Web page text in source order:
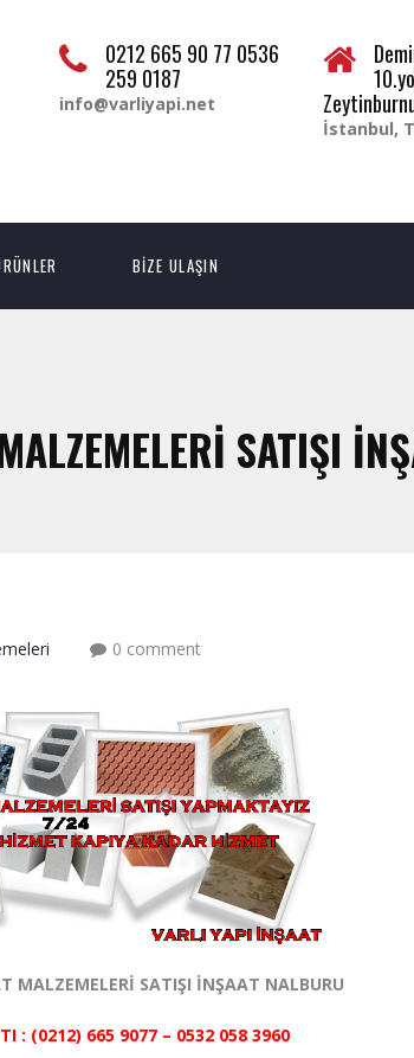
0212 665 90 77 0536
259 0187
info@varliyapi.net
İstanbul,
BİZE ULAŞIN
SATIŞI
0 comment
MALZEMELERİ SATIŞI İNŞAAT NALBURU
: (0212) 665 9077 – 0532 058 3960